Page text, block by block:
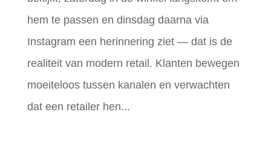
hem te passen en dinsdag daarna via
Instagram een herinnering ziet — dat is de
realiteit van modern retail. Klanten bewegen
moeiteloos tussen kanalen en verwachten
dat een retailer hen...